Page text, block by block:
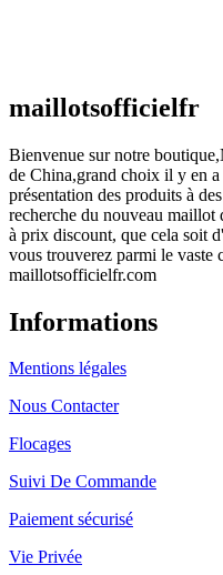
maillotsofficielfr
Bienvenue sur notre
de China,grand choix il y en
présentation des produits à
recherche du nouveau
à prix discount, que cela soit
vous trouverez parmi le vaste
maillotsofficielfr.com
Informations
Mentions légales
Nous Contacter
Flocages
Suivi De Commande
Paiement sécurisé
Vie Privée